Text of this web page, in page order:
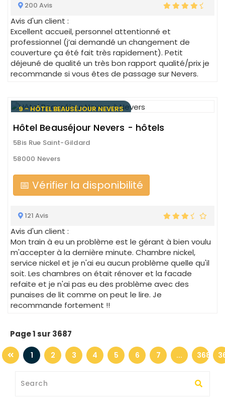
200 Avis
Avis d'un client :
Excellent accueil, personnel attentionné et
professionnel (j’ai demandé un changement de
couverture ça été fait très rapidement). Petit
déjeuné de qualité un très bon rapport qualité/prix je
recommande si vous êtes de passage sur Nevers.
9 - HÔTEL BEAUSÉJOUR NEVERS
Hôtel Beauséjour Nevers - hôtels
5Bis Rue Saint-Gildard
58000 Nevers
📅 Vérifier la disponibilité
121 Avis
Avis d'un client :
Mon train à eu un problème est le gérant à bien voulu
m'accepter à la dernière minute. Chambre nickel,
service nickel et je n'ai eu aucun problème quelle qu'il
soit. Les chambres on était rénover et la facade
refaite et je n'ai pas eu des problème avec des
punaises de lit comme on peut le lire. Je
recommande fortement !!
Page 1 sur 3687
1 2 3 4 5 6 7 ... 3686